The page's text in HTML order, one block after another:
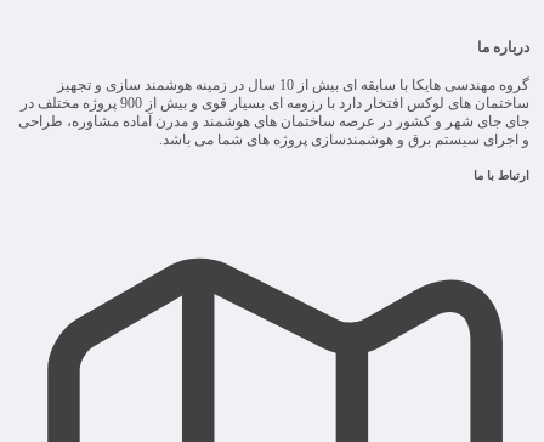
درباره ما
گروه مهندسی هایکا با سابقه ای بیش از 10 سال در زمینه هوشمند سازی و تجهیز
ساختمان های لوکس افتخار دارد با رزومه ای بسیار قوی و بیش از 900 پروژه مختلف در
جای جای شهر و کشور در عرصه ساختمان های هوشمند و مدرن آماده مشاوره، طراحی
و اجرای سیستم برق و هوشمندسازی پروژه های شما می باشد.
ارتباط با ما